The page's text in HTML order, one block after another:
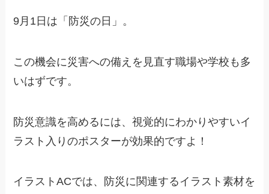
9月1日は「防災の日」。
この機会に災害への備えを見直す職場や学校も多
いはずです。
防災意識を高めるには、視覚的にわかりやすいイ
ラスト入りのポスターが効果的ですよ！
イラストACでは、防災に関連するイラスト素材を